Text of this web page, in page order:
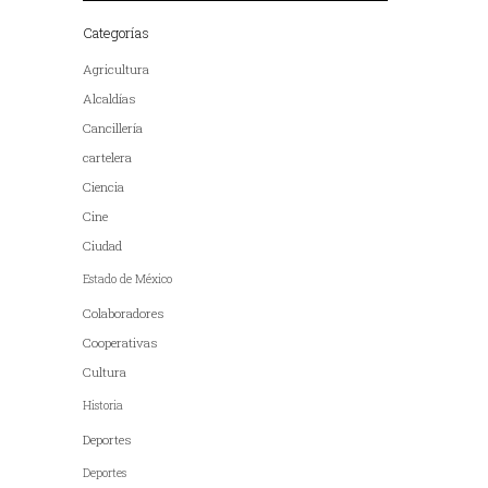
Categorías
Agricultura
Alcaldías
Cancillería
cartelera
Ciencia
Cine
Ciudad
Estado de México
Colaboradores
Cooperativas
Cultura
Historia
Deportes
Deportes